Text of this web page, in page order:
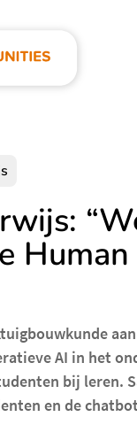
AI in het
bij leren.
en de